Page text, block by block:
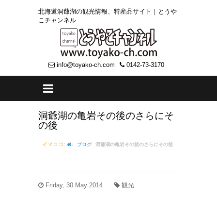
北海道洞爺湖の観光情報、特産品サイト｜とうや
こチャンネル
info@toyako-ch.com 0142-73-3170
洞爺湖の亀岩その後のさらにそ
の後
イマココ: ブログ 洞爺湖の亀岩その後のさらにその後
Friday, 30 May 2014 観光